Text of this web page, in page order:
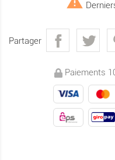
Partager
Paiements